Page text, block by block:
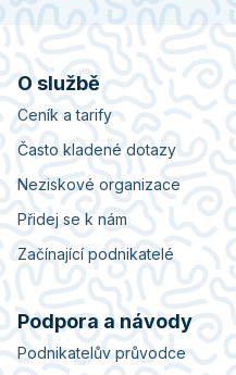
O službě
Ceník a tarify
Často kladené dotazy
Neziskové organizace
Přidej se k nám
Začínající podnikatelé
Podpora a návody
Podnikatelův průvodce